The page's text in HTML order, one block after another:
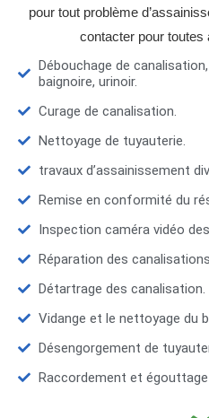
pour tout problème
contacter pour toutes
Débouchage de
baignoire, urinoir.
Curage de canalisation.
Nettoyage de tuyauterie.
travaux d’assainissement
Remise en conformité du
Inspection caméra vidéo
Réparation des canalisations.
Détartrage des canalisation.
Vidange et le nettoyage du
Désengorgement de
Raccordement et égouttage